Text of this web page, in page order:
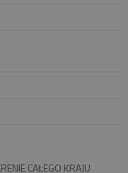
CAŁEGO KRAJU